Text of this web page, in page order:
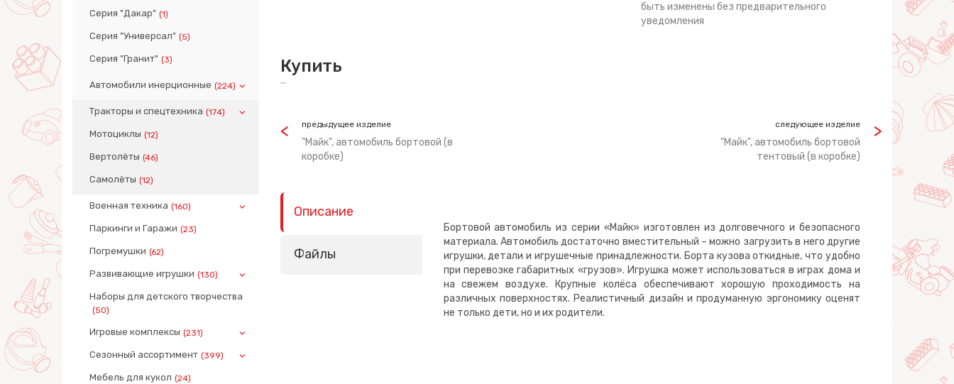
Серия "Дакар" (1)
Серия "Универсал" (5)
Серия "Гранит" (3)
Автомобили инерционные (224)
Тракторы и спецтехника (174)
Мотоциклы (12)
Вертолёты (46)
Самолёты (12)
Военная техника (160)
Паркинги и Гаражи (23)
Погремушки (62)
Развивающие игрушки (130)
Наборы для детского творчества
(50)
Игровые комплексы (231)
Сезонный ассортимент (399)
Мебель для кукол (24)
быть изменены без предварительного
уведомления
Купить
предыдущее изделие
"Майк", автомобиль бортовой (в
коробке)
следующее изделие
"Майк", автомобиль бортовой
тентовый (в коробке)
Описание
Файлы
Бортовой автомобиль из серии «Майк» изготовлен из долговечного и безопасного
материала. Автомобиль достаточно вместительный – можно загрузить в него другие
игрушки, детали и игрушечные принадлежности. Борта кузова откидные, что удобно
при перевозке габаритных «грузов». Игрушка может использоваться в играх дома и
на свежем воздухе. Крупные колёса обеспечивают хорошую проходимость на
различных поверхностях. Реалистичный дизайн и продуманную эргономику оценят
не только дети, но и их родители.